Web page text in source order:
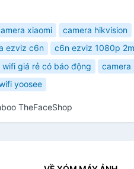
xiaomi camera hikvision
ezviz c6n c6n ezviz 1080p
wifi giá rẻ có báo động camera
yoosee
TheFaceShop